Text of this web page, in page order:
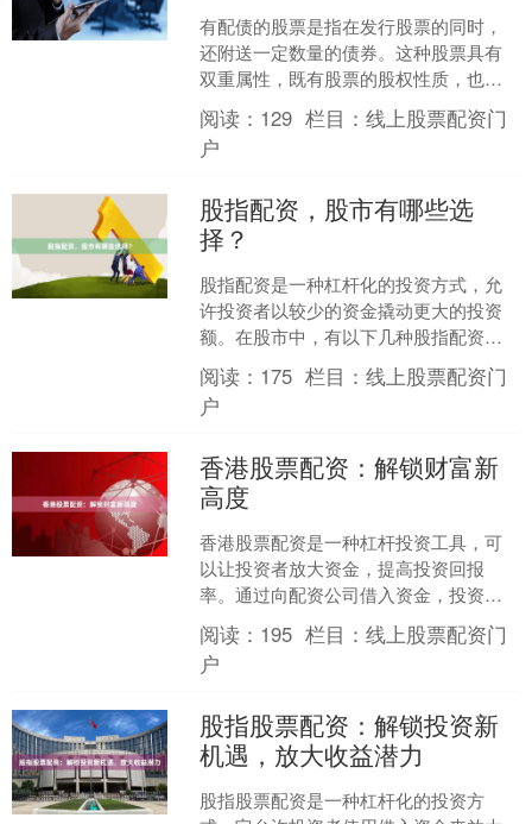
有配债的股票是指在发行股票的同时，
还附送一定数量的债券。这种股票具有
双重属性，既有股票的股权性质，也有
债券的债权性质。 对于投资者而言，有
配债的股票既有投资机遇....
阅读： 129 栏目：线上股票配资门
户
股指配资，股市有哪些选
择？
股指配资是一种杠杆化的投资方式，允
许投资者以较少的资金撬动更大的投资
额。在股市中，有以下几种股指配资选
择： **1. 股指期货配资** 股指期货是一
种金融衍生品....
阅读： 175 栏目：线上股票配资门
户
香港股票配资：解锁财富新
高度
香港股票配资是一种杠杆投资工具，可
以让投资者放大资金，提高投资回报
率。通过向配资公司借入资金，投资者
可以购买更多股票，从而增加潜在收
益。 香港股票配资具有以下优....
阅读： 195 栏目：线上股票配资门
户
股指股票配资：解锁投资新
机遇，放大收益潜力
股指股票配资是一种杠杆化的投资方